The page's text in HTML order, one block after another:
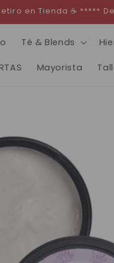
en Tienda ☕ *****
Té & Blends
Mayorista